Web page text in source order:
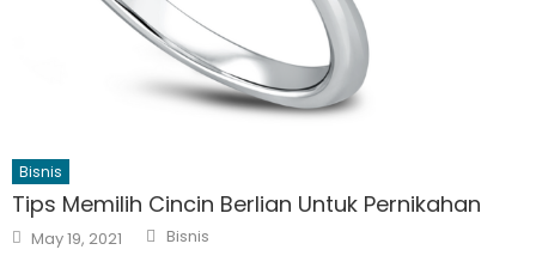
Bisnis
Tips Memilih Cincin Berlian Untuk Pernikahan
Posted
on
May 19, 2021 Author
Bisnis